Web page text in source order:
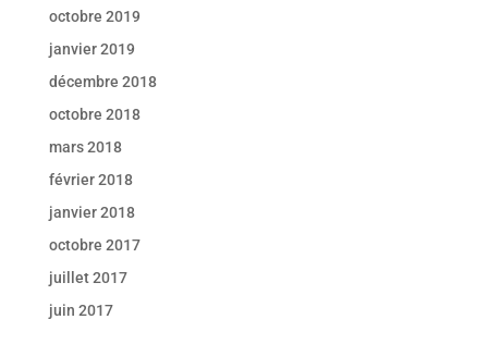
octobre 2019
janvier 2019
décembre 2018
octobre 2018
mars 2018
février 2018
janvier 2018
octobre 2017
juillet 2017
juin 2017